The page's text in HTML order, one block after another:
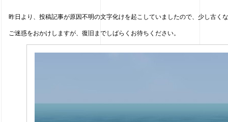
昨日より、投稿記事が原因不明の文字化けを起こしていましたので、少し古く
ご迷惑をおかけしますが、復旧までしばらくお待ちください。